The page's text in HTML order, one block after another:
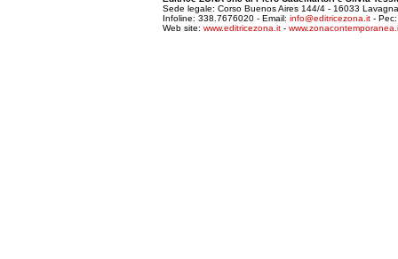
Sede legale: Corso Buenos Aires 144/4 - 16033
Infoline: 338.7676020 - Email: info@editricezona.it -
Web site: www.editricezona.it -